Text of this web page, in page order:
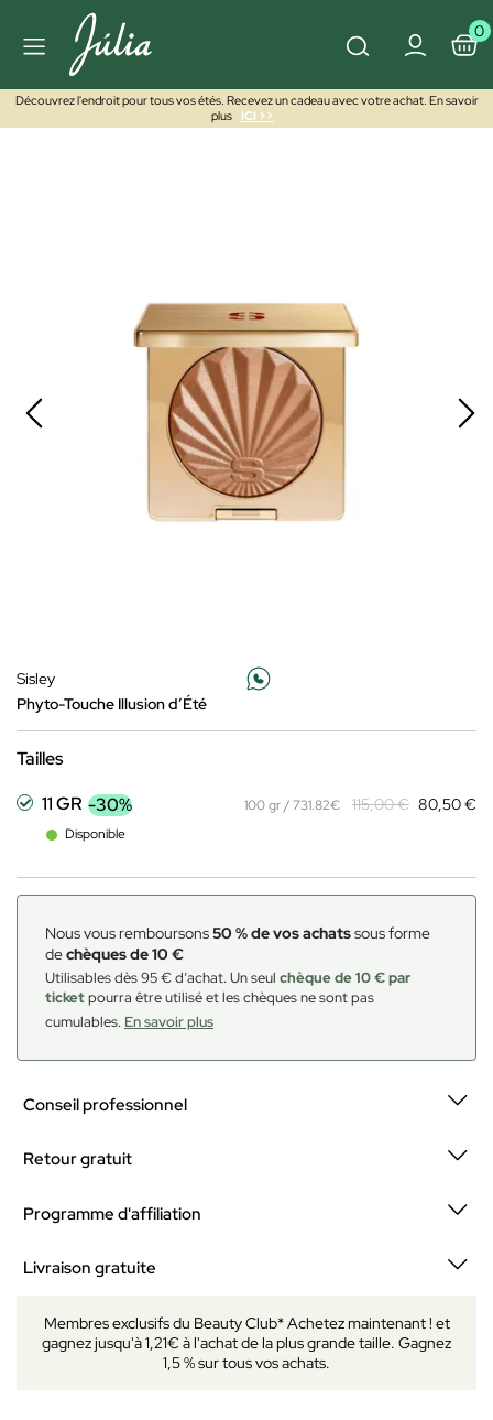
0
Découvrez l'endroit pour tous vos étés. Recevez un cadeau avec votre achat. En savoir
plus
ICI >>
Sisley
Phyto-Touche Illusion d’Été
Tailles
11 GR -30%
Disponible
100 gr / 731.82€ 115,00 € 80,50 €
Nous vous remboursons50 % de vos achatssous forme
dechèques de 10 €
Utilisables dès 95 € d’achat. Un seul chèque de 10 € par
ticketpourra être utilisé et les chèques ne sont pas
cumulables. En savoir plus
Conseil professionnel
Retour gratuit
Programme d'affiliation
Livraison gratuite
Membres exclusifs du Beauty Club* Achetez maintenant ! et
gagnez jusqu'à 1,21€ à l'achat de la plus grande taille. Gagnez
1,5 % sur tous vos achats.